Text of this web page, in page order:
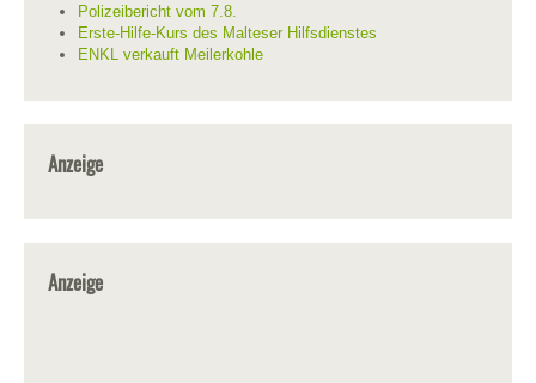
Polizeibericht vom 7.8.
Erste-Hilfe-Kurs des Malteser Hilfsdienstes
ENKL verkauft Meilerkohle
Anzeige
Anzeige